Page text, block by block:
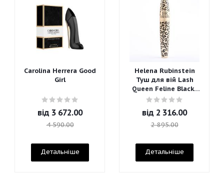
Carolina Herrera Good
Girl
від 3 672.00
4 590.00
Детальніше
Helena Rubinstein
Туш для вій Lash
Queen Feline Blacks
Mascara
від 2 316.00
2 895.00
Детальніше